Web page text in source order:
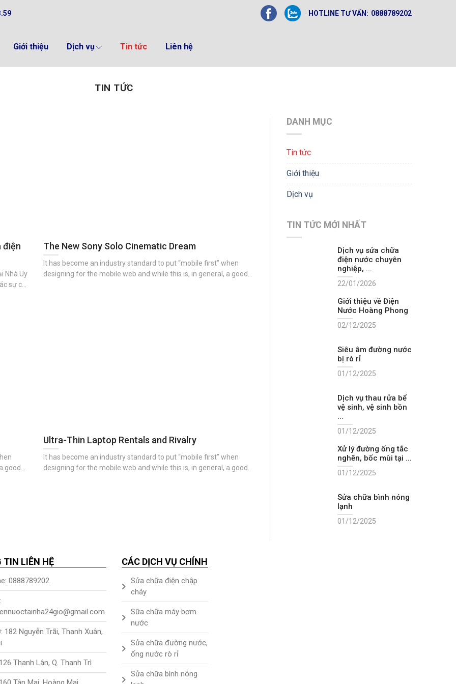
HOTLINE TƯ VẤN: 0888789202
Giới thiệu Dịch vụ Tin tức Liên hệ
TIN TỨC
điện
Nhà Uy
The New Sony Solo Cinematic Dream
It has become an industry standard to put “mobile first” when
designing for the mobile web and while this is, in general, a good
good
Ultra-Thin Laptop Rentals and Rivalry
It has become an industry standard to put “mobile first” when
designing for the mobile web and while this is, in general, a good
DANH MỤC
Tin tức
Giới thiệu
Dịch vụ
TIN TỨC MỚI NHẤT
Dịch vụ sửa chữa
điện nước chuyên
nghiệp, ...
22/01/2026
Giới thiệu về Điện
Nước Hoàng Phong
02/12/2025
Siêu âm đường nước
bị rò rỉ
01/12/2025
Dịch vụ thau rửa bể
vệ sinh, vệ sinh bồn
...
01/12/2025
Xử lý đường ống tắc
nghẽn, bốc mùi tại ...
01/12/2025
Sửa chữa bình nóng
lạnh
01/12/2025
TIN LIÊN HỆ
0888789202
182 Nguyễn Trãi, Thanh Xuân,
Thanh Lân, Q. Thanh Trì
CÁC DỊCH VỤ CHÍNH
Sửa chữa điện chập
cháy
Sữa chữa máy bơm
nước
Sửa chữa đường nước,
ống nước rò rỉ
Sửa chữa bình nóng